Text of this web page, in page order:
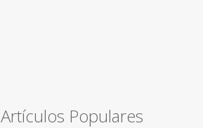
Artículos Populares